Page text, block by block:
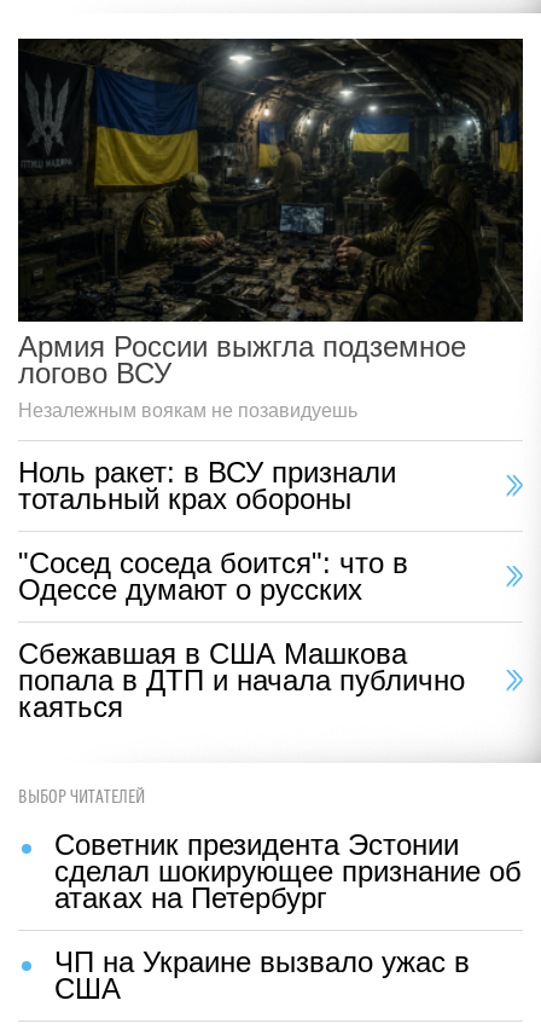
Армия России выжгла подземное
логово ВСУ
Незалежным воякам не позавидуешь
Ноль ракет: в ВСУ признали
тотальный крах обороны
"Сосед соседа боится": что в
Одессе думают о русских
Сбежавшая в США Машкова
попала в ДТП и начала публично
каяться
ВЫБОР ЧИТАТЕЛЕЙ
Советник президента Эстонии
сделал шокирующее признание об
атаках на Петербург
ЧП на Украине вызвало ужас в
США